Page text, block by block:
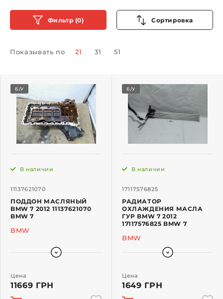
Фильтр (0) Сортировка
Показывать по 21 31 51
Б/У
11137621070
В наличии
ПОДДОН МАСЛЯНЫЙ
BMW 7 2012 11137621070
BMW 7
BMW
Цена
11669 ГРН
Б/У
17117576825
В наличии
РАДИАТОР
ОХЛАЖДЕНИЯ МАСЛА
ГУР BMW 7 2012
17117576825 BMW 7
BMW
Цена
1649 ГРН